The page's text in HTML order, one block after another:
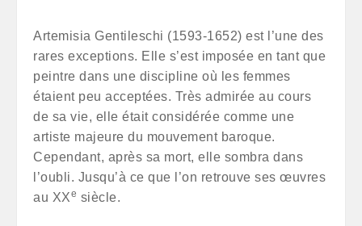
Artemisia Gentileschi (1593-1652) est l’une des
rares exceptions. Elle s’est imposée en tant que
peintre dans une discipline où les femmes
étaient peu acceptées. Très admirée au cours
de sa vie, elle était considérée comme une
artiste majeure du mouvement baroque.
Cependant, après sa mort, elle sombra dans
l’oubli. Jusqu’à ce que l’on retrouve ses œuvres
au XXe siècle.